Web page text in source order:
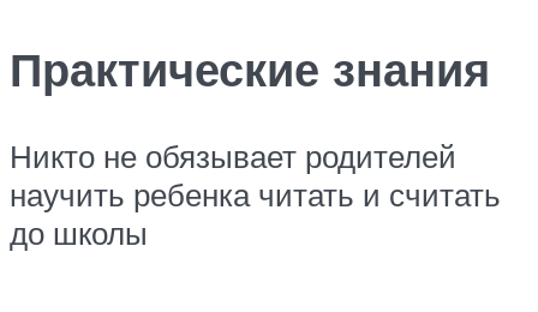
Практические знания
Никто не обязывает родителей
научить ребенка читать и считать
до школы